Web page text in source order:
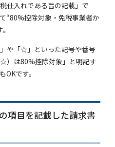
仕入れである旨の記載」で
“80%控除対象・免税事業者か
や「☆」といった記号や番号
）は80%控除対象」と明記す
OKです。
項目を記載した請求書